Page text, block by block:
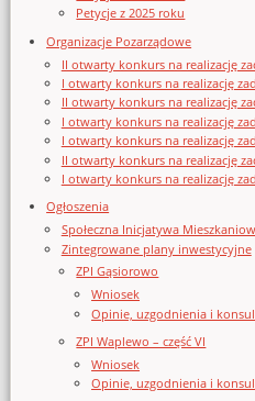
Petycje z 2025 roku
Organizacje Pozarządowe
II otwarty konkurs na realizację
I otwarty konkurs na realizację
II otwarty konkurs na realizację
I otwarty konkurs na realizację
I otwarty konkurs na realizację
II otwarty konkurs na realizację
I otwarty konkurs na realizację
Ogłoszenia
Społeczna Inicjatywa
Zintegrowane plany inwestycyjne
ZPI Gąsiorowo
Wniosek
Opinie, uzgodnienia i
ZPI Waplewo – część VI
Wniosek
Opinie, uzgodnienia i